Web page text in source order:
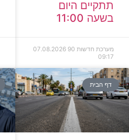
תתקיים היום
בשעה 11:00
מערכת חדשות 90
07.08.2026
09:17
דף הבית